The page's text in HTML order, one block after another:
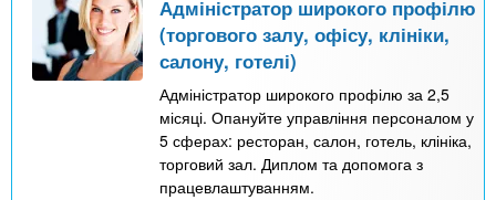
Адміністратор широкого профілю
(торгового залу, офісу, клініки,
салону, готелі)
Адміністратор широкого профілю за 2,5
місяці. Опануйте управління персоналом у
5 сферах: ресторан, салон, готель, клініка,
торговий зал. Диплом та допомога з
працевлаштуванням.